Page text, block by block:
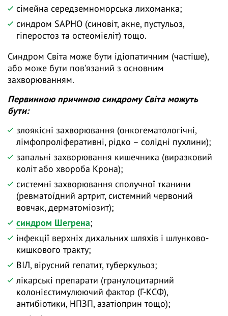
сімейна середземноморська лихоманка;
синдром SAPHO (синовіт, акне, пустульоз,
гіперостоз та остеомієліт) тощо.
Синдром Світа може бути ідіопатичним (частіше),
або може бути пов'язаний з основним
захворюванням.
Первинною причиною синдрому Світа можуть
бути:
злоякісні захворювання (онкогематологічні,
лімфопроліферативні, рідко – солідні пухлини);
запальні захворювання кишечника (виразковий
коліт або хвороба Крона);
системні захворювання сполучної тканини
(ревматоїдний артрит, системний червоний
вовчак, дерматоміозит);
синдром Шегрена;
інфекції верхніх дихальних шляхів і шлунково-
кишкового тракту;
ВІЛ, вірусний гепатит, туберкульоз;
лікарські препарати (гранулоцитарний
колонієстимулюючий фактор (Г-КСФ),
антибіотики, НПЗП, азатіоприн тощо);